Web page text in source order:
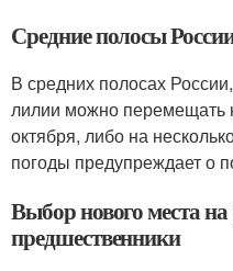
Средние полосы
В средних полосах
лилии можно перемещать
октября, либо на
погоды предупреждает о
Выбор нового места на
предшественники